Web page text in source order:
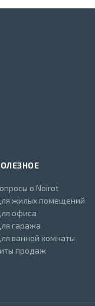
о Noirot
жилых помещений
офиса
гаража
ванной комнаты
продаж